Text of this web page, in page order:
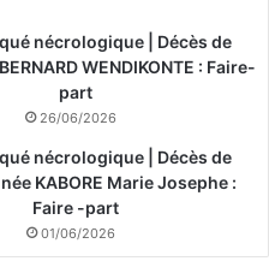
nécrologique | Décès de
WENDIKONTE : Faire-
part
26/06/2026
nécrologique | Décès de
KABORE Marie Josephe :
Faire -part
01/06/2026